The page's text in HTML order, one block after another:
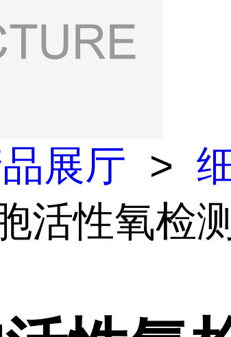
展厅 >
活性氧检